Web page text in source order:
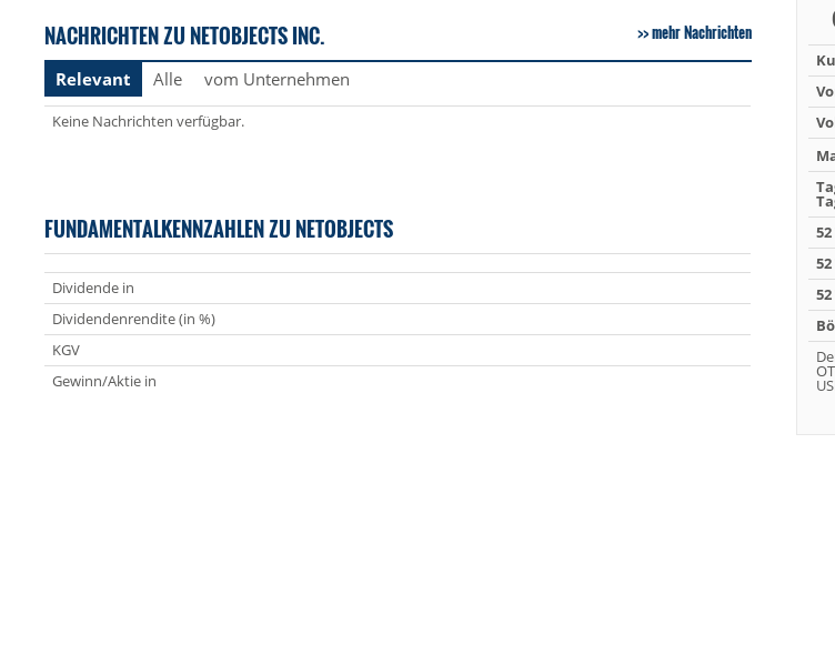
NACHRICHTEN ZU NETOBJECTS INC. mehr Nachrichten
Relevant Alle vom Unternehmen
Keine Nachrichten verfügbar.
FUNDAMENTALKENNZAHLEN ZU NETOBJECTS
Dividende in
Dividendenrendite (in %)
KGV
Gewinn/Aktie in